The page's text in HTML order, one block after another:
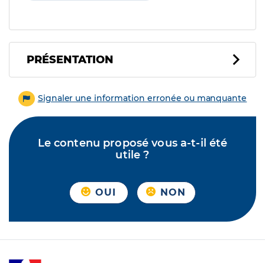
PRÉSENTATION
Signaler une information erronée ou manquante
Le contenu proposé vous a-t-il été
utile ?
OUI NON